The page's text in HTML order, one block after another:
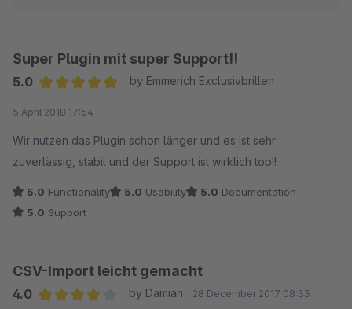
Geschäftsführer Hr. Scheidner unter seiner Durchwahl
02871 2411219 kontaktieren.
zu Ihrer vollen Zufriedenheit abzuschließen.
Super Plugin mit super Support!!
5.0
by Emmerich Exclusivbrillen
5 April 2018 17:54
Wir nutzen das Plugin schon länger und es ist sehr
zuverlässig, stabil und der Support ist wirklich top!!
5.0 Functionality 5.0 Usability 5.0 Documentation
5.0 Support
CSV-Import leicht gemacht
4.0
by Damian 28 December 2017 08:33